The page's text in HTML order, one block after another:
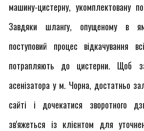
машину-цистерну, укомплектовану
Завдяки шлангу, опущеному в
поступовий процес відкачування
потрапляють до цистерни. Щоб
асенізатора у м. Чорна, достатньо
сайті і дочекатися зворотного
зв'яжеться із клієнтом для